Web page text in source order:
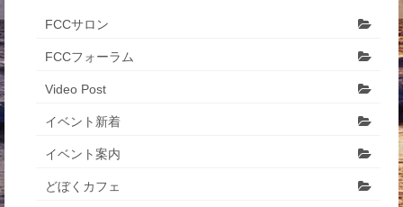
FCCサロン
FCCフォーラム
Video Post
イベント新着
イベント案内
どぼくカフェ